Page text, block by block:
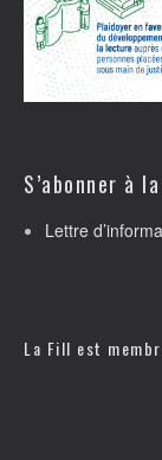
S’abonner à
Lettre
La Fill est